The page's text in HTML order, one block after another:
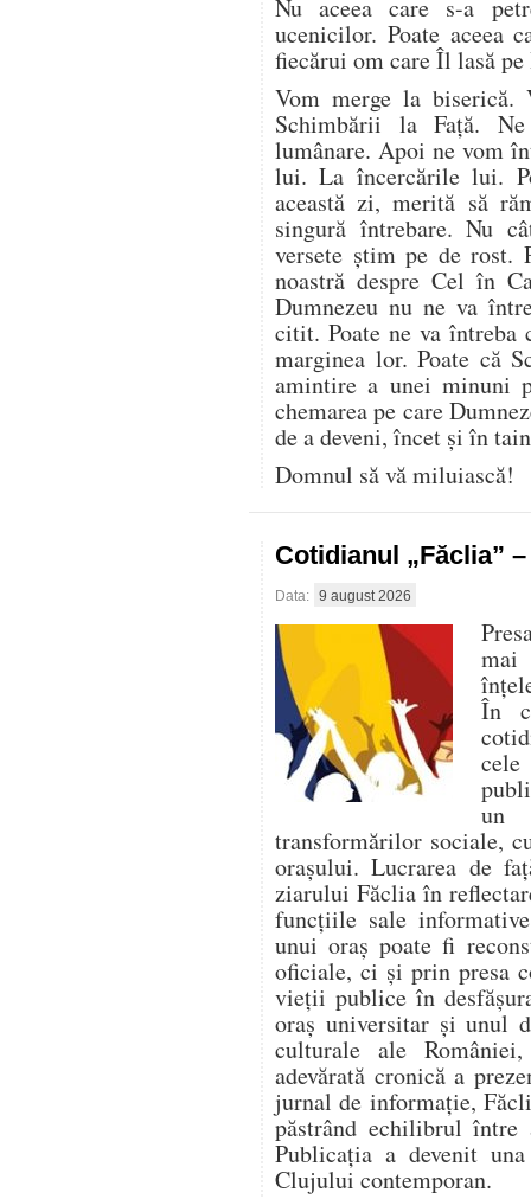
Nu aceea care s-a
ucenicilor. Poate aceea
fiecărui om care Îl lasă
Vom merge la biserică.
Schimbării la Față.
lumânare. Apoi ne vom
lui. La încercările lui.
această zi, merită să
singură întrebare. Nu
versete știm pe de rost.
noastră despre Cel în
Dumnezeu nu ne va
citit. Poate ne va întreba
marginea lor. Poate că
amintire a unei minuni
chemarea pe care
de a deveni, încet și în
Domnul să vă miluiască!
Cotidianul „Făclia”
Data: 9 august 2026
În
un
transformărilor sociale,
orașului. Lucrarea de
ziarului Făclia în
funcțiile sale
unui oraș poate fi
oficiale, ci și prin presa
vieții publice în
oraș universitar și unul
culturale ale
adevărată cronică a
jurnal de informație,
păstrând echilibrul între
Publicația a devenit
Clujului contemporan.